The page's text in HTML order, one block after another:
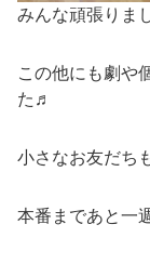
みんな頑張りま
この他にも劇や
た♬
小さなお友だち
本番まであと一